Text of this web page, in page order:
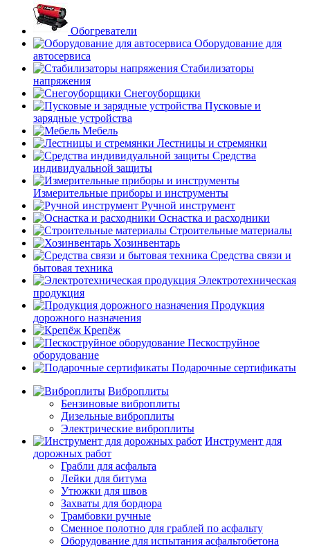
Обогреватели
Оборудование для
автосервиса
Стабилизаторы
напряжения
Снегоуборщики
Пусковые и
зарядные устройства
Мебель
Лестницы и стремянки
Средства
индивидуальной защиты
Измерительные приборы и инструменты
Ручной инструмент
Оснастка и расходники
Строительные материалы
Хозинвентарь
Средства связи и
бытовая техника
Электротехническая
продукция
Продукция
дорожного назначения
Крепёж
Пескоструйное
оборудование
Подарочные сертификаты
Виброплиты
Бензиновые виброплиты
Дизельные виброплиты
Электрические виброплиты
Инструмент для
дорожных работ
Грабли для асфальта
Лейки для битума
Утюжки для швов
Захваты для бордюра
Трамбовки ручные
Сменное полотно для граблей по асфальту
Оборудование для испытания асфальтобетона